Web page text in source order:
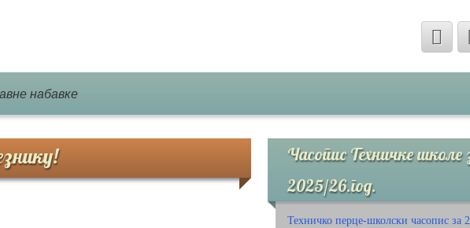
набавке
Часопис Техничке школе
2025/26.год.
Техничко перце-школски часопис за